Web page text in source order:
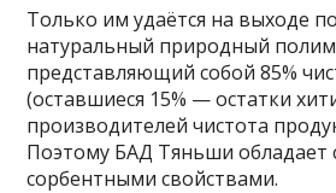
Только им удаётся на выходе
натуральный природный
представляющий собой 85%
(оставшиеся 15% — остатки
производителей чистота
Поэтому БАД Тяньши
сорбентными свойствами.